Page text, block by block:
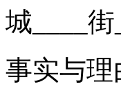
城____街
事实与理